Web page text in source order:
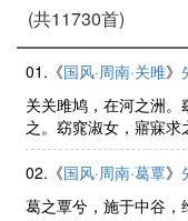
(共11730首)
01.《国风·周南·关雎》
关关雎鸠，在河之洲
之。窈窕淑女，寤寐
反侧。参差荇菜，左
右芼之。窈窕淑女，钟
02.《国风·周南·葛覃》
葛之覃兮，施于中谷